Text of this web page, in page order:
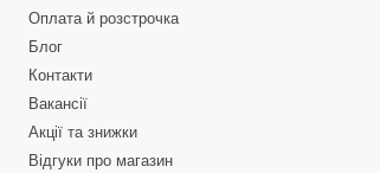
Оплата й розстрочка
Блог
Контакти
Вакансії
Акції та знижки
Відгуки про магазин